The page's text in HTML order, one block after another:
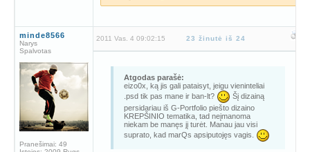
minde8566
Narys
Spalvotas
Pranešimai: 49
2011 Vas. 4 09:02:15 23 žinutė iš 24
Atgodas parašė:
eizo0x, ką jis gali pataisyt, jeigu vieninteliai
.psd tik pas mane ir ban-lt?
Šį dizainą
persidariau iš G-Portfolio piešto dizaino
KREPŠINIO tematika, tad neįmanoma
niekam be manęs jį turėt. Manau jau visi
suprato, kad marQs apsiputojęs vagis.